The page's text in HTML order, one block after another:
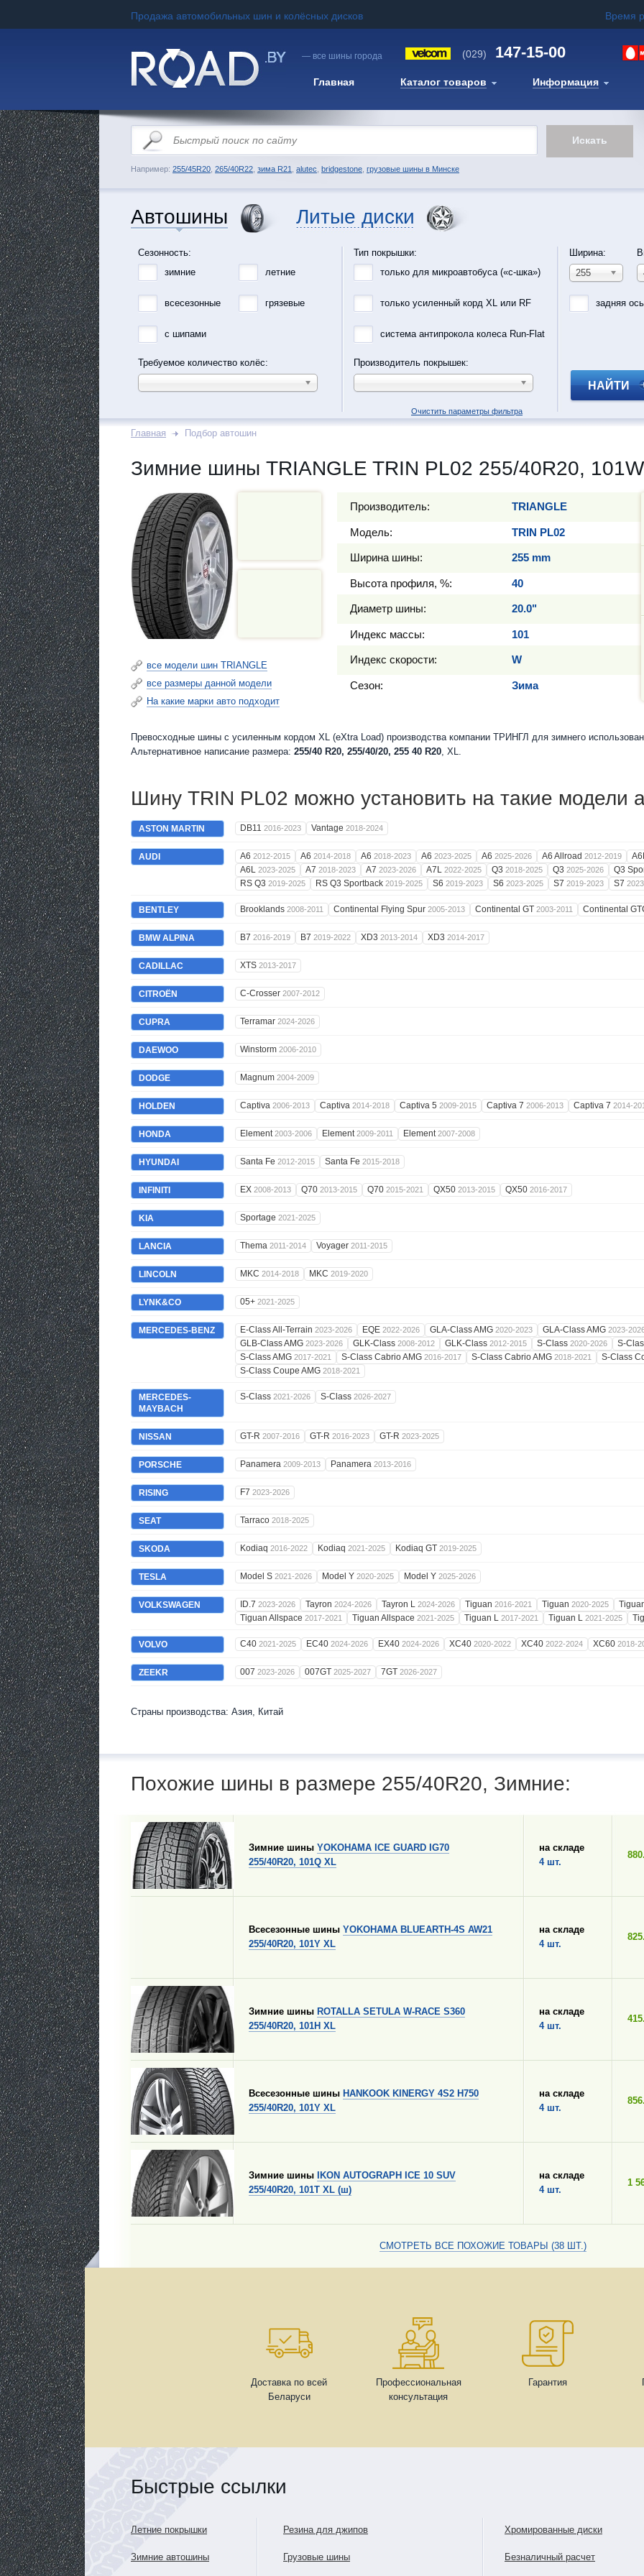
Продажа автомобильных шин и колёсных дисков Время
— все шины города (029) 147-15-00
Главная Каталог товаров Информация
Например: 255/45R20 265/40R22 зима R21 alutec bridgestone грузовые шины в Минске
Автошины Литые диски
Сезонность:
зимние
летние
всесезонные грязевые
с шипами
Требуемое количество колёс:
Тип покрышки:
только для микроавтобуса («с-шка»)
только усиленный корд XL или RF
система антипрокола колеса Run-Flat
Производитель покрышек:
Ширина:
255
задняя
НАЙТИ
Очистить параметры фильтра
Главная Подбор автошин
Зимние шины TRIANGLE TRIN PL02 255/40R20,
все модели шин TRIANGLE
все размеры данной модели
На какие марки авто подходит
Производитель: TRIANGLE
Модель: TRIN PL02
Ширина шины: 255 mm
Высота профиля, %: 40
Диаметр шины: 20.0"
Индекс массы: 101
Индекс скорости: W
Сезон: Зима
Превосходные шины c усиленным кордом XL (eXtra Load) производства компании ТРИНГЛ для зимнего
Альтернативное написание размера: 255/40 R20, 255/40/20, 255 40 R20, XL.
Шину TRIN PL02 можно установить на такие модели
ASTON MARTIN DB11 2016-2023 Vantage 2018-2024
AUDI A6 2012-2015 A6 2014-2018 A6 2018-2023 A6 2023-2025 A6 2025-2026 A6 Allroad 2012-2019
A6L 2023-2025 A7 2018-2023 A7 2023-2026 A7L 2022-2025 Q3 2018-2025 Q3 2025-2026
Q3
RS Q3 2019-2025 RS Q3 Sportback 2019-2025 S6 2019-2023 S6 2023-2025 S7 2019-2023 S7
BENTLEY Brooklands 2008-2011 Continental Flying Spur 2005-2013 Continental GT 2003-2011 Continental
BMW ALPINA B7 2016-2019 B7 2019-2022 XD3 2013-2014 XD3 2014-2017
CADILLAC XTS 2013-2017
CITROËN C-Crosser 2007-2012
CUPRA Terramar 2024-2026
DAEWOO Winstorm 2006-2010
DODGE Magnum 2004-2009
HOLDEN Captiva 2006-2013 Captiva 2014-2018 Captiva 5 2009-2015 Captiva 7 2006-2013 Captiva 7 2014-
HONDA Element2003-2006 Element2009-2011 Element2007-2008
HYUNDAI Santa Fe 2012-2015 Santa Fe 2015-2018
INFINITI EX 2008-2013 Q70 2013-2015 Q70 2015-2021 QX50 2013-2015 QX50 2016-2017
KIA Sportage 2021-2025
LANCIA Thema 2011-2014 Voyager 2011-2015
LINCOLN MKC 2014-2018 MKC 2019-2020
LYNK&CO 05+ 2021-2025
MERCEDES-BENZ E-Class All-Terrain 2023-2026 EQE 2022-2026 GLA-Class AMG 2020-2023 GLA-Class AMG 2023-
GLB-Class AMG 2023-2026 GLK-Class 2008-2012 GLK-Class 2012-2015 S-Class 2020-2026
S-
S-Class AMG 2017-2021 S-Class Cabrio AMG 2016-2017 S-Class Cabrio AMG 2018-2021
S-Class
S-Class Coupe AMG 2018-2021
MERCEDES-
MAYBACH
S-Class 2021-2026 S-Class 2026-2027
NISSAN GT-R 2007-2016 GT-R 2016-2023 GT-R 2023-2025
PORSCHE Panamera 2009-2013 Panamera 2013-2016
RISING F7 2023-2026
SEAT Tarraco 2018-2025
SKODA Kodiaq 2016-2022 Kodiaq 2021-2025 Kodiaq GT 2019-2025
TESLA Model S 2021-2026 Model Y 2020-2025 Model Y 2025-2026
VOLKSWAGEN ID.7 2023-2026 Tayron 2024-2026 Tayron L 2024-2026 Tiguan 2016-2021 Tiguan 2020-2025
Tiguan Allspace 2017-2021 Tiguan Allspace 2021-2025 Tiguan L 2017-2021 Tiguan L 2021-2025
VOLVO C40 2021-2025 EC40 2024-2026 EX40 2024-2026 XC40 2020-2022 XC40 2022-2024 XC60 2018-
ZEEKR 007 2023-2026 007GT 2025-2027 7GT 2026-2027
Страны производства: Азия, Китай
Похожие шины в размере 255/40R20, Зимние:
Зимние шины YOKOHAMA ICE GUARD IG70
255/40R20, 101Q XL
на складе
4 шт.
Всесезонные шины YOKOHAMA BLUEARTH-4S AW21
255/40R20, 101Y XL
на складе
4 шт.
Зимние шины ROTALLA SETULA W-RACE S360
255/40R20, 101H XL
на складе
4 шт.
Всесезонные шины HANKOOK KINERGY 4S2 H750
255/40R20, 101Y XL
на складе
4 шт.
Зимние шины
IKON AUTOGRAPH ICE 10 SUV
255/40R20, 101T XL (ш)
на складе
4 шт.
1
СМОТРЕТЬ ВСЕ ПОХОЖИЕ ТОВАРЫ (38 ШТ.)
Доставка по всей
Беларуси
Профессиональная
консультация
Гарантия
Быстрые ссылки
Летние покрышки
Зимние автошины
Резина для джипов
Грузовые шины
Хромированные диски
Безналичный расчет